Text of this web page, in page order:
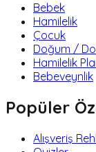
Bebek
Hamilelik
Çocuk
Doğum /
Hamilelik
Bebeveynlik
Popüler
Alışveriş